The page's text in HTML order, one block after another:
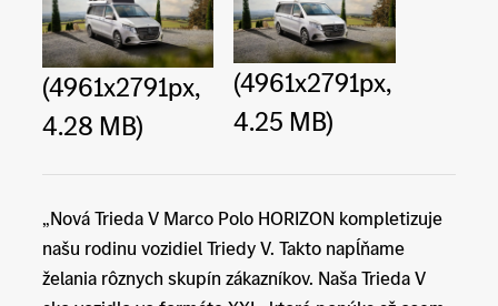
(4961x2791px,
4.28 MB)
(4961x2791px,
4.25 MB)
„Nová Trieda V Marco Polo HORIZON kompletizuje
našu rodinu vozidiel Triedy V. Takto napĺňame
želania rôznych skupín zákazníkov. Naša Trieda V